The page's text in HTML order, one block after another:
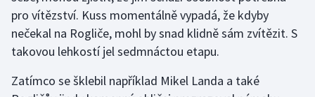
Lyže a snowboard
Moderní pětiboj
Motorsport
pro vítězství. Kuss momentálně vypadá, že kdyby
nečekal na Rogliče, mohl by snad klidně sám zvítězit. S
takovou lehkostí jel sedmnáctou etapu.
Zatímco se šklebil například Mikel Landa a také